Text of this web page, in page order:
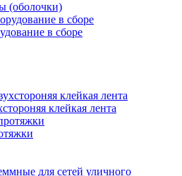
(оболочки)
в сборе
клейкая лента